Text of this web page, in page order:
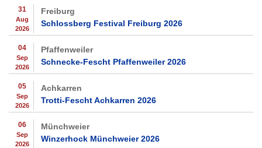
31
Aug
2026
Freiburg
Schlossberg Festival Freiburg 2026
04
Sep
2026
Pfaffenweiler
Schnecke-Fescht Pfaffenweiler 2026
05
Sep
2026
Achkarren
Trotti-Fescht Achkarren 2026
06
Sep
2026
Münchweier
Winzerhock Münchweier 2026